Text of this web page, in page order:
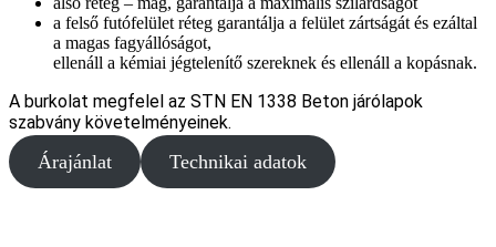
a felső futófelület réteg garantálja a felület zártságát és ezáltal
a magas fagyállóságot,
ellenáll a kémiai jégtelenítő szereknek és ellenáll a kopásnak.
A burkolat megfelel az STN EN 1338 Beton járólapok
szabvány követelményeinek.
Árajánlat Technikai adatok